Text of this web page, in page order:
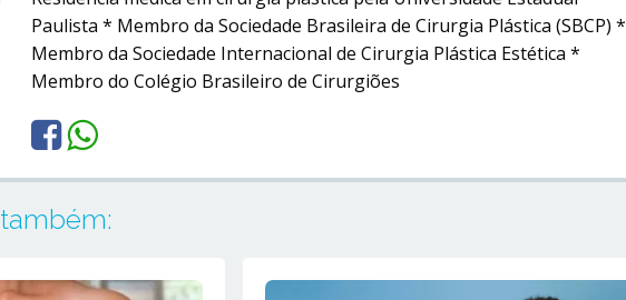
Paulista * Membro da Sociedade Brasileira de Cirurgia Plástica (SBCP) *
Membro da Sociedade Internacional de Cirurgia Plástica Estética *
Membro do Colégio Brasileiro de Cirurgiões
também: